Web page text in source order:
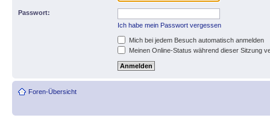
Passwort:
Ich habe mein Passwort vergessen
Mich bei jedem Besuch automatisch anmelden
Meinen Online-Status während dieser Sitzung
Foren-Übersicht